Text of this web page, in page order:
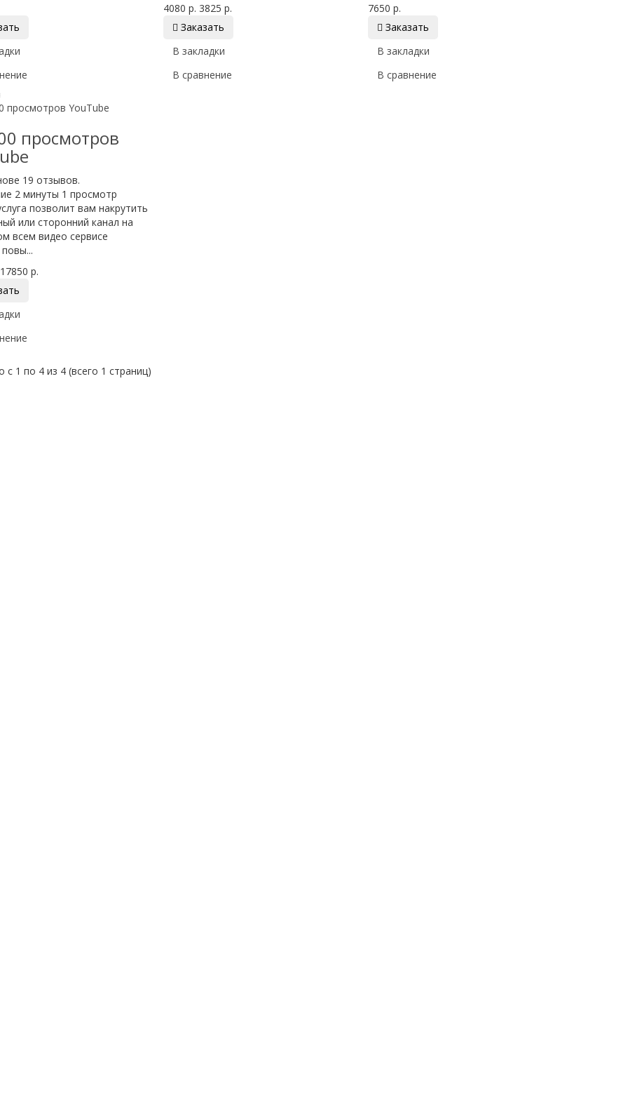
4080 р. 3825 р.
 Заказать
В закладки
В сравнение
7650 р.
 Заказать
В закладки
В сравнение
просмотров
2 минуты 1 просмотр
позволит вам накрутить
или сторонний канал на
всем видео сервисе
17850 р.
с 1 по 4 из 4 (всего 1 страниц)